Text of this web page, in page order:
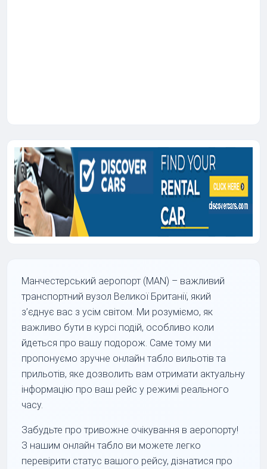
Манчестерський аеропорт (MAN) – важливий
транспортний вузол Великої Британії, який
з’єднує вас з усім світом. Ми розуміємо, як
важливо бути в курсі подій, особливо коли
йдеться про вашу подорож. Саме тому ми
пропонуємо зручне онлайн табло вильотів та
прильотів, яке дозволить вам отримати актуальну
інформацію про ваш рейс у режимі реального
часу.
Забудьте про тривожне очікування в аеропорту!
З нашим онлайн табло ви можете легко
перевірити статус вашого рейсу, дізнатися про